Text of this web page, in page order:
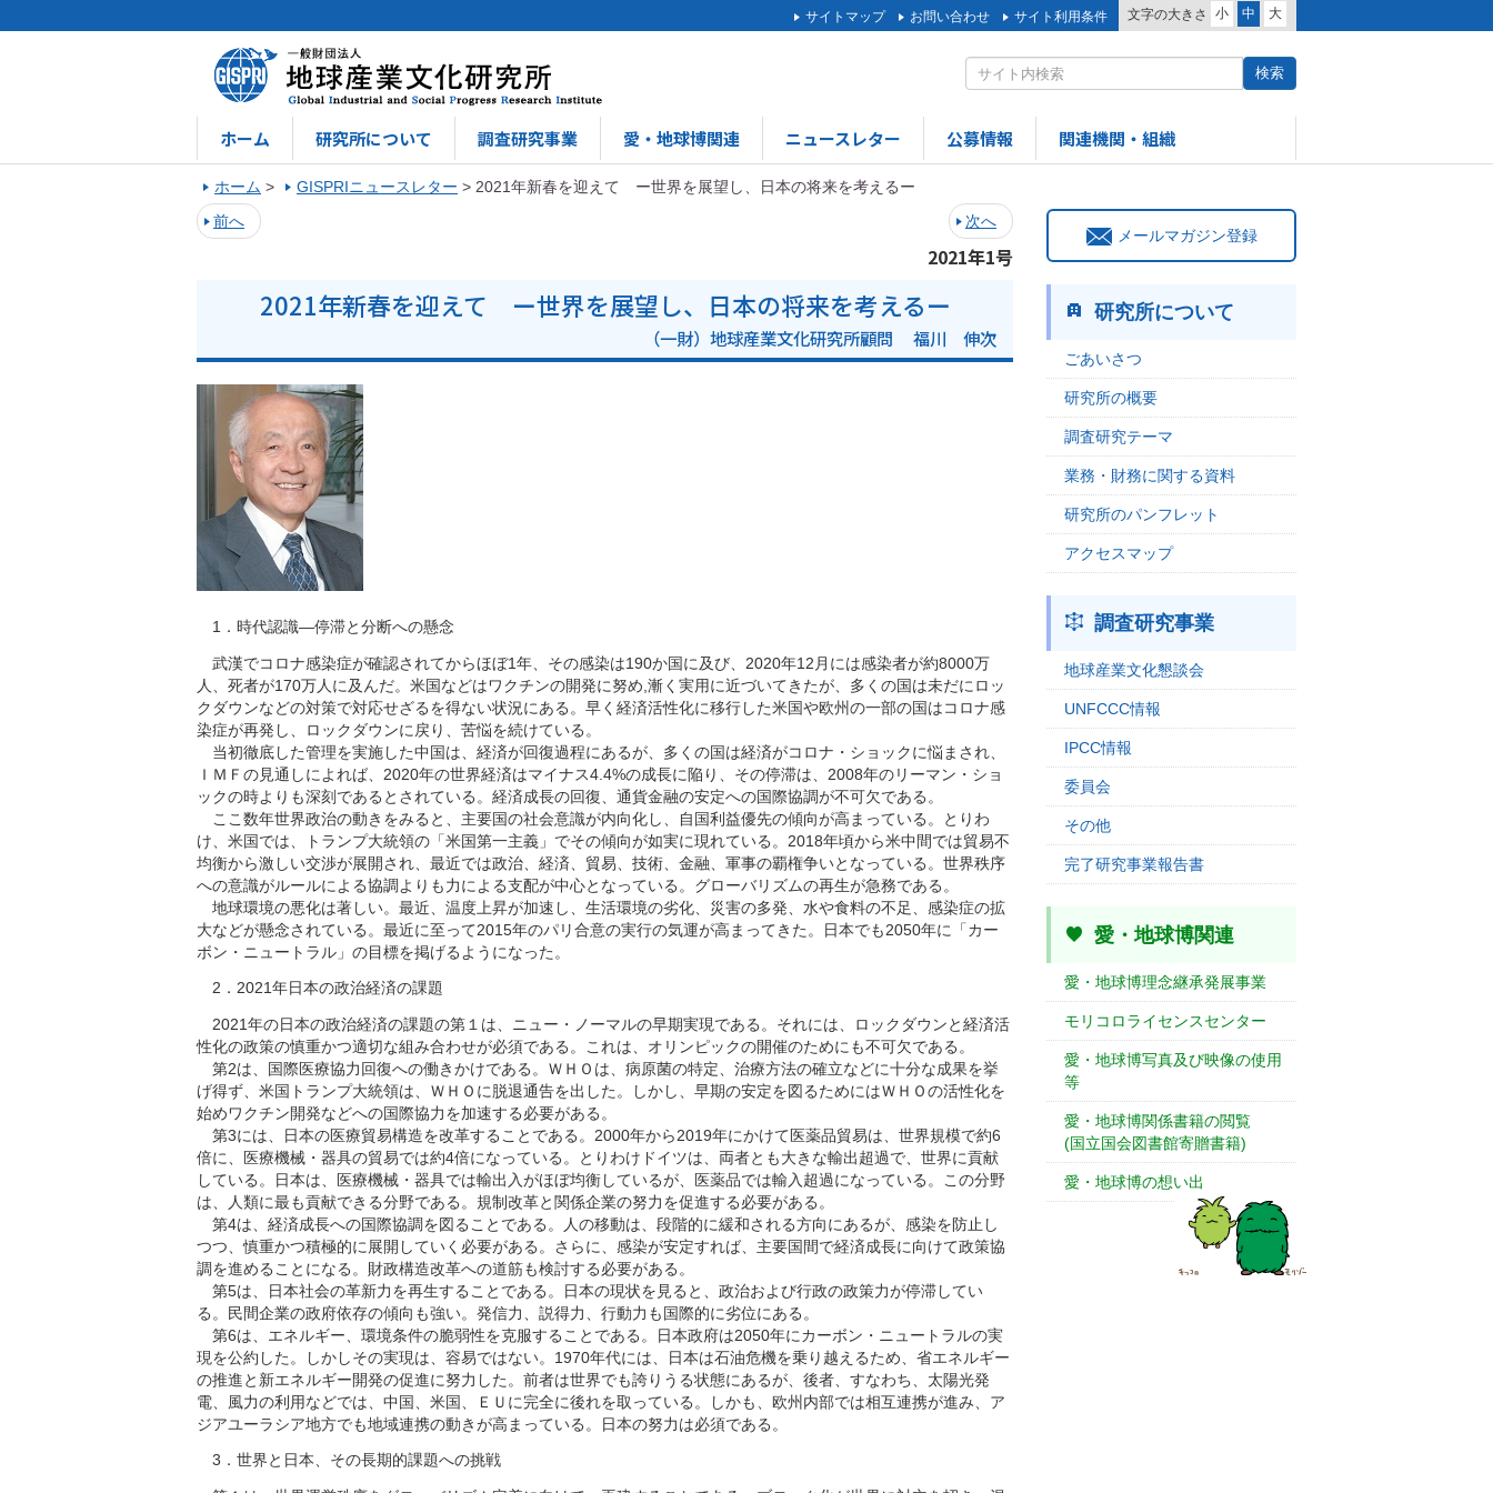
文字の大きさ 小 中 大
サイトマップ お問い合わせ サイト利用条件
ホーム 研究所について 調査研究事業 愛・地球博関連 ニュースレター 公募情報 関連機関・組織
ホーム > GISPRIニュースレター > 2021年新春を迎えて ー世界を展望し、日本の将来を考えるー
前へ
次へ
2021年1号
2021年新春を迎えて ー世界を展望し、日本の将来を考えるー
（一財）地球産業文化研究所顧問 福川 伸次
1．時代認識―停滞と分断への懸念
武漢でコロナ感染症が確認されてからほぼ1年、その感染は190か国に及び、2020年12月には感染者が約8000万
人、死者が170万人に及んだ。米国などはワクチンの開発に努め,漸く実用に近づいてきたが、多くの国は未だにロッ
クダウンなどの対策で対応せざるを得ない状況にある。早く経済活性化に移行した米国や欧州の一部の国はコロナ感
染症が再発し、ロックダウンに戻り、苦悩を続けている。
当初徹底した管理を実施した中国は、経済が回復過程にあるが、多くの国は経済がコロナ・ショックに悩まされ、
ＩＭＦの見通しによれば、2020年の世界経済はマイナス4.4%の成長に陥り、その停滞は、2008年のリーマン・ショ
ックの時よりも深刻であるとされている。経済成長の回復、通貨金融の安定への国際協調が不可欠である。
ここ数年世界政治の動きをみると、主要国の社会意識が内向化し、自国利益優先の傾向が高まっている。とりわ
け、米国では、トランプ大統領の「米国第一主義」でその傾向が如実に現れている。2018年頃から米中間では貿易不
均衡から激しい交渉が展開され、最近では政治、経済、貿易、技術、金融、軍事の覇権争いとなっている。世界秩序
への意識がルールによる協調よりも力による支配が中心となっている。グローバリズムの再生が急務である。
地球環境の悪化は著しい。最近、温度上昇が加速し、生活環境の劣化、災害の多発、水や食料の不足、感染症の拡
大などが懸念されている。最近に至って2015年のパリ合意の実行の気運が高まってきた。日本でも2050年に「カー
ボン・ニュートラル」の目標を掲げるようになった。
2．2021年日本の政治経済の課題
2021年の日本の政治経済の課題の第１は、ニュー・ノーマルの早期実現である。それには、ロックダウンと経済活
性化の政策の慎重かつ適切な組み合わせが必須である。これは、オリンピックの開催のためにも不可欠である。
第2は、国際医療協力回復への働きかけである。ＷＨＯは、病原菌の特定、治療方法の確立などに十分な成果を挙
げ得ず、米国トランプ大統領は、ＷＨＯに脱退通告を出した。しかし、早期の安定を図るためにはＷＨＯの活性化を
始めワクチン開発などへの国際協力を加速する必要がある。
第3には、日本の医療貿易構造を改革することである。2000年から2019年にかけて医薬品貿易は、世界規模で約6
倍に、医療機械・器具の貿易では約4倍になっている。とりわけドイツは、両者とも大きな輸出超過で、世界に貢献
している。日本は、医療機械・器具では輸出入がほぼ均衡しているが、医薬品では輸入超過になっている。この分野
は、人類に最も貢献できる分野である。規制改革と関係企業の努力を促進する必要がある。
第4は、経済成長への国際協調を図ることである。人の移動は、段階的に緩和される方向にあるが、感染を防止し
つつ、慎重かつ積極的に展開していく必要がある。さらに、感染が安定すれば、主要国間で経済成長に向けて政策協
調を進めることになる。財政構造改革への道筋も検討する必要がある。
第5は、日本社会の革新力を再生することである。日本の現状を見ると、政治および行政の政策力が停滞してい
る。民間企業の政府依存の傾向も強い。発信力、説得力、行動力も国際的に劣位にある。
第6は、エネルギー、環境条件の脆弱性を克服することである。日本政府は2050年にカーボン・ニュートラルの実
現を公約した。しかしその実現は、容易ではない。1970年代には、日本は石油危機を乗り越えるため、省エネルギー
の推進と新エネルギー開発の促進に努力した。前者は世界でも誇りうる状態にあるが、後者、すなわち、太陽光発
電、風力の利用などでは、中国、米国、ＥＵに完全に後れを取っている。しかも、欧州内部では相互連携が進み、ア
ジアユーラシア地方でも地域連携の動きが高まっている。日本の努力は必須である。
3．世界と日本、その長期的課題への挑戦
メールマガジン登録
研究所について
ごあいさつ
研究所の概要
調査研究テーマ
業務・財務に関する資料
研究所のパンフレット
アクセスマップ
調査研究事業
地球産業文化懇談会
UNFCCC情報
IPCC情報
委員会
その他
完了研究事業報告書
愛・地球博関連
愛・地球博理念継承発展事業
モリコロライセンスセンター
愛・地球博写真及び映像の使用
等
愛・地球博関係書籍の閲覧
(国立国会図書館寄贈書籍)
愛・地球博の想い出